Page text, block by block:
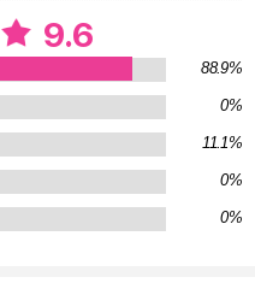
조에 이르렀을 때, 투두둑 빗
이 젖은 채
가지 사이에서 불가사리 하나
비우스의 띠처럼 묘하게 얽혀
맴도는 것 같지요. 바다를
상은 누구에게나 해방감을 줍
쯤 “바다 보러 갈까?” 하는 말
9.6
88.9%
0%
11.1%
0%
0%